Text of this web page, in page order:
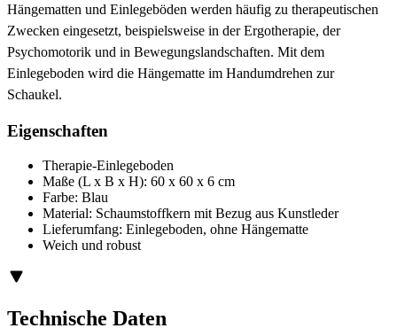
Hängematten und Einlegeböden werden häufig zu therapeutischen
Zwecken eingesetzt, beispielsweise in der Ergotherapie, der
Psychomotorik und in Bewegungslandschaften. Mit dem
Einlegeboden wird die Hängematte im Handumdrehen zur
Schaukel.
Eigenschaften
Therapie-Einlegeboden
Maße (L x B x H): 60 x 60 x 6 cm
Farbe: Blau
Material: Schaumstoffkern mit Bezug aus Kunstleder
Lieferumfang: Einlegeboden, ohne Hängematte
Weich und robust
Technische Daten